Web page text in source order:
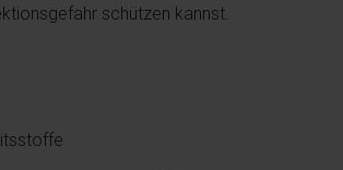
schützen kannst.